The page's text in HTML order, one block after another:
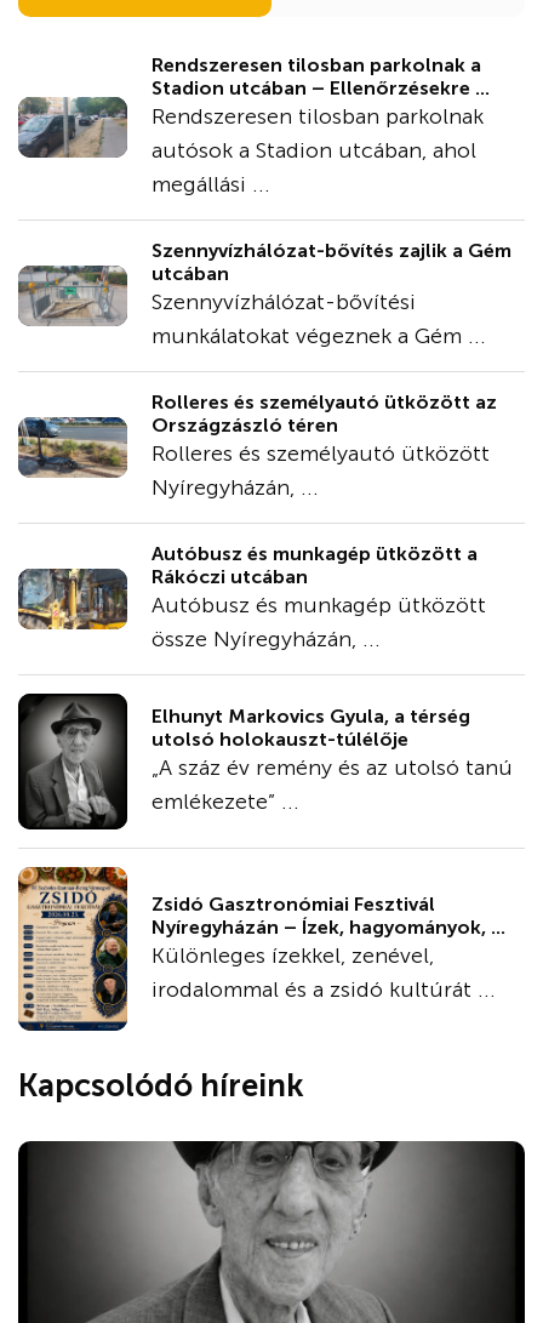
Rendszeresen tilosban parkolnak a
Stadion utcában – Ellenőrzésekre ...
Rendszeresen tilosban parkolnak
autósok a Stadion utcában, ahol
megállási ...
Szennyvízhálózat-bővítés zajlik a Gém
utcában
Szennyvízhálózat-bővítési
munkálatokat végeznek a Gém ...
Rolleres és személyautó ütközött az
Országzászló téren
Rolleres és személyautó ütközött
Nyíregyházán, ...
Autóbusz és munkagép ütközött a
Rákóczi utcában
Autóbusz és munkagép ütközött
össze Nyíregyházán, ...
Elhunyt Markovics Gyula, a térség
utolsó holokauszt-túlélője
„A száz év remény és az utolsó tanú
emlékezete” ...
Zsidó Gasztronómiai Fesztivál
Nyíregyházán – Ízek, hagyományok, ...
Különleges ízekkel, zenével,
irodalommal és a zsidó kultúrát ...
Kapcsolódó híreink